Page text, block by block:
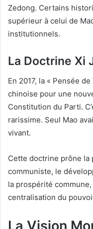
Zedong. Certains
supérieur à celui de
institutionnels.
La Doctrine Xi
En 2017, la « Pensée
chinoise pour une
Constitution du Parti.
rarissime. Seul Mao
vivant.
Cette doctrine prône la
communiste, le
la prospérité
centralisation du